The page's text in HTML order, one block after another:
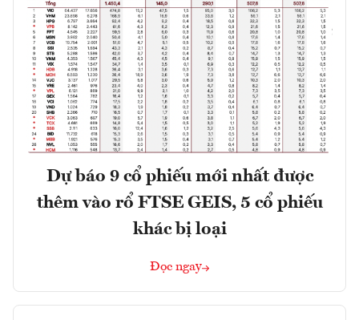
Dự báo 9 cổ phiếu mới nhất được
thêm vào rổ FTSE GEIS, 5 cổ phiếu
khác bị loại
Đọc ngay